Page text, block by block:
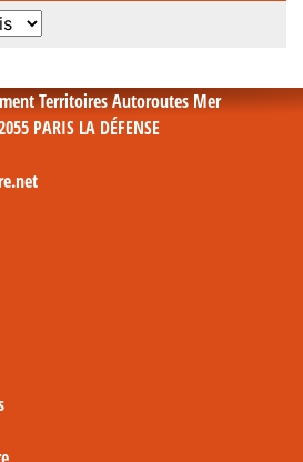
Territoires Autoroutes Mer
PARIS LA DÉFENSE